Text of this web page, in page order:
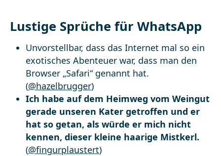
Lustige Sprüche für WhatsApp
Unvorstellbar, dass das Internet mal so ein
exotisches Abenteuer war, dass man den
Browser „Safari“ genannt hat.
(@hazelbrugger)
Ich habe auf dem Heimweg vom Weingut
gerade unseren Kater getroffen und er
hat so getan, als würde er mich nicht
kennen, dieser kleine haarige Mistkerl.
(@fingurplaustert)